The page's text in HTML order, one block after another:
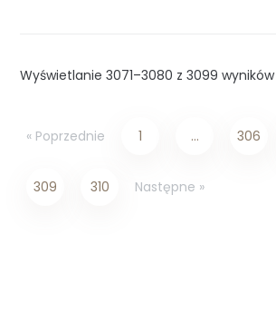
Wyświetlanie 3071–3080 z 3099 wyników
« Poprzednie 1 … 306
309 310 Następne »